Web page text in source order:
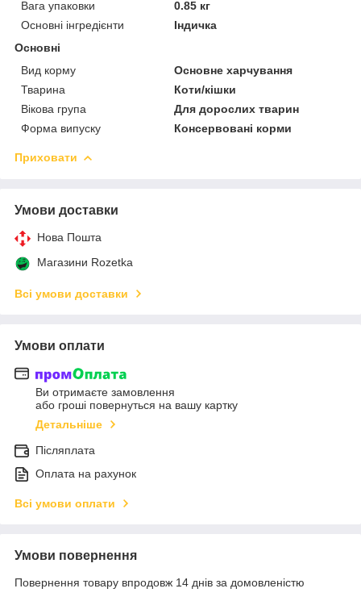
Вага упаковки
0.85 кг
Основні інгредієнти
Індичка
Основні
Вид корму
Основне харчування
Тварина
Коти/кішки
Вікова група
Для дорослих тварин
Форма випуску
Консервовані корми
Приховати
Умови доставки
Нова Пошта
Магазини Rozetka
Всі умови доставки
Умови оплати
Ви отримаєте замовлення
або гроші повернуться на вашу картку
Детальніше
Післяплата
Оплата на рахунок
Всі умови оплати
Умови повернення
Повернення товару впродовж 14 днів за домовленістю